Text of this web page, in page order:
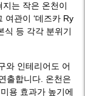
는 작은 온천이
여관이 ‘데즈카 Ry
식 등 각각 분위기
와 인테리어도 어
출합니다. 온천은
용 효과가 높기에